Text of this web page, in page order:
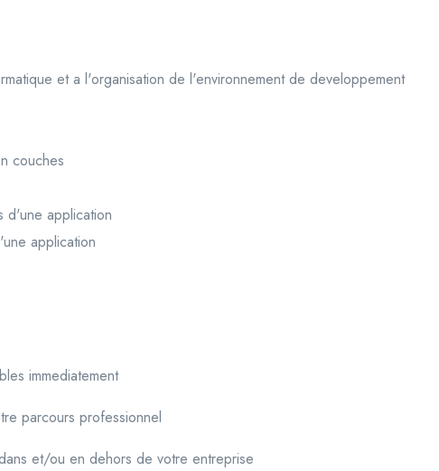
et a l'organisation de l'environnement de developpement
couches
d'une application
application
immediatement
parcours professionnel
et/ou en dehors de votre entreprise